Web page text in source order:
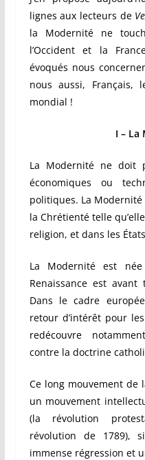
lignes aux lecteurs de
la Modernité ne
l’Occident et la
évoqués nous
nous aussi, Français, l
mondial !
I – La
La Modernité ne doit
économiques ou
politiques. La
la Chrétienté telle
religion, et dans les
La Modernité est
Renaissance est
Dans le cadre
retour d’intérêt pour
redécouvre
contre la doctrine
Ce long mouvement de
un mouvement
(la révolution
révolution de 1789),
immense régression et